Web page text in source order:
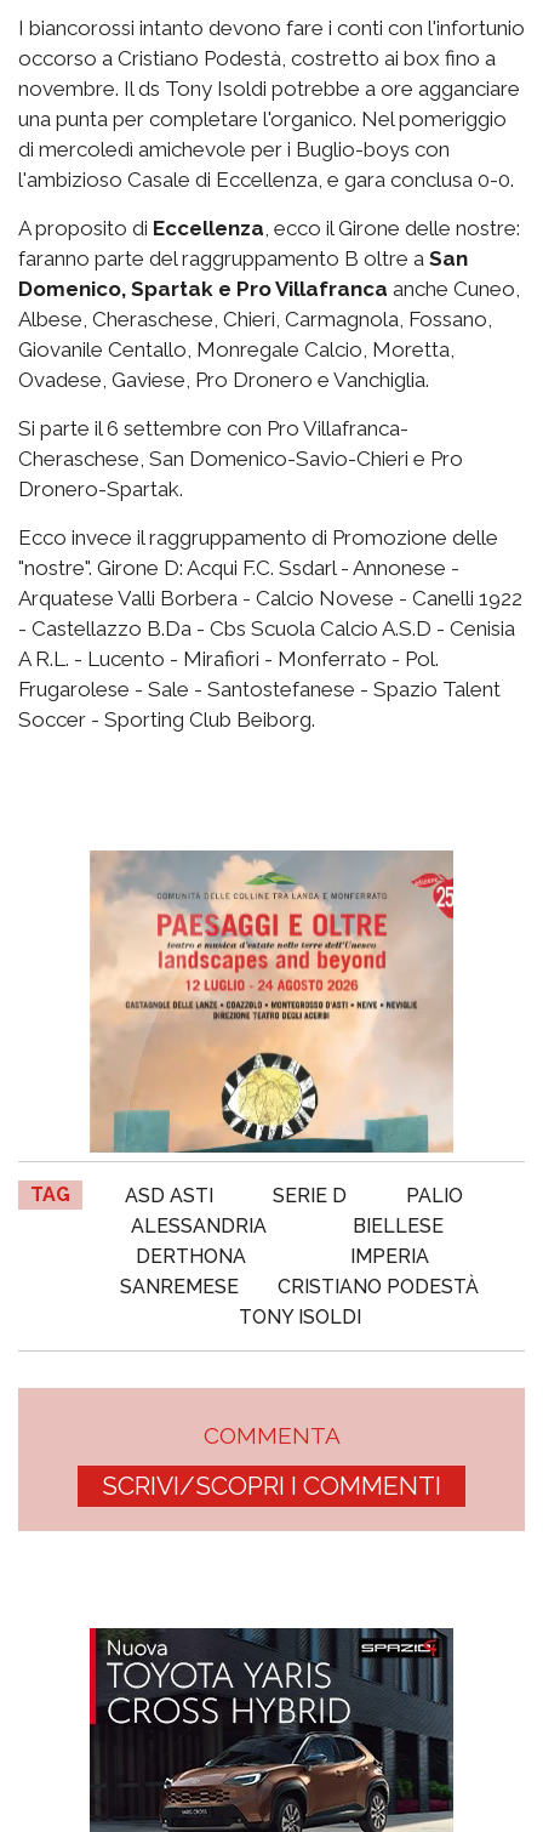
I biancorossi intanto devono fare i conti con l'infortunio
occorso a Cristiano Podestà, costretto ai box fino a
novembre. Il ds Tony Isoldi potrebbe a ore agganciare
una punta per completare l'organico. Nel pomeriggio
di mercoledì amichevole per i Buglio-boys con
l'ambizioso Casale di Eccellenza, e gara conclusa 0-0.
A proposito di Eccellenza, ecco il Girone delle nostre:
faranno parte del raggruppamento B oltre a San
Domenico, Spartak e Pro Villafranca anche Cuneo,
Albese, Cheraschese, Chieri, Carmagnola, Fossano,
Giovanile Centallo, Monregale Calcio, Moretta,
Ovadese, Gaviese, Pro Dronero e Vanchiglia.
Si parte il 6 settembre con Pro Villafranca-
Cheraschese, San Domenico-Savio-Chieri e Pro
Dronero-Spartak.
Ecco invece il raggruppamento di Promozione delle
"nostre". Girone D: Acqui F.C. Ssdarl - Annonese -
Arquatese Valli Borbera - Calcio Novese - Canelli 1922
- Castellazzo B.Da - Cbs Scuola Calcio A.S.D - Cenisia
A R.L. - Lucento - Mirafiori - Monferrato - Pol.
Frugarolese - Sale - Santostefanese - Spazio Talent
Soccer - Sporting Club Beiborg.
TAG ASD ASTI SERIE D
PALIO
ALESSANDRIA
BIELLESE
DERTHONA
IMPERIA
SANREMESE
CRISTIANO PODESTÀ
TONY ISOLDI
COMMENTA
SCRIVI/SCOPRI I COMMENTI